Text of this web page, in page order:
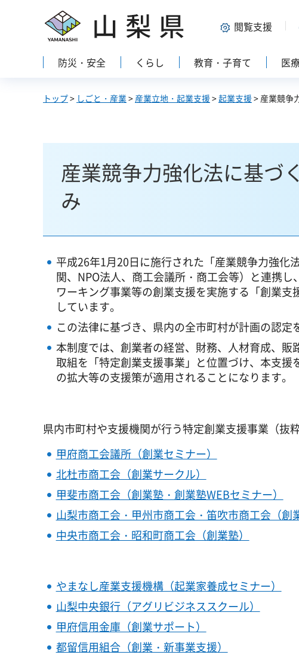
山梨県 閲覧支援
防災・安全 くらし 教育・子育て 医
トップ> しごと・産業 > 産業立地・起業支援>起業支援> 産業競争
産業競争力強化法に基づ
み
平成26年1月20日に施行された「産業競争力強化
関、NPO法人、商工会議所・商工会等）と連携
ワーキング事業等の創業支援を実施する「創業
しています。
この法律に基づき、県内の全市町村が計画の認定
本制度では、創業者の経営、財務、人材育成、
取組を「特定創業支援事業」と位置づけ、本支
の拡大等の支援策が適用されることになります。
県内市町村や支援機関が行う特定創業支援事業（抜粋
甲府商工会議所（創業セミナー）
北杜市商工会（創業サークル）
甲斐市商工会（創業塾・創業塾WEBセミナー）
山梨市商工会・甲州市商工会・笛吹市商工会（創
中央市商工会・昭和町商工会（創業塾）
やまなし産業支援機構（起業家養成セミナー）
山梨中央銀行（アグリビジネススクール）
甲府信用金庫（創業サポート）
都留信用組合（創業・新事業支援）